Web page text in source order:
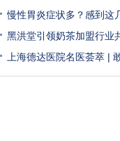
慢性胃炎症状多？感到这
黑洪堂引领奶茶加盟行业
上海德达医院名医荟萃 |